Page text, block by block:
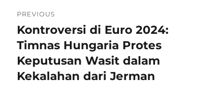
pos
PREVIOUS
Previous
post:
Kontroversi di Euro 2024:
Timnas Hungaria Protes
Keputusan Wasit dalam
Kekalahan dari Jerman